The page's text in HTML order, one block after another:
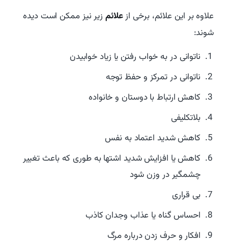
علاوه بر این علائم، برخی ازعلائم زیر نیز ممکن است دیده
شوند:
ناتوانی در به خواب رفتن یا زیاد خوابیدن
ناتوانی در تمرکز و حفظ توجه
کاهش ارتباط با دوستان و خانواده
بلاتکلیفی
کاهش شدید اعتماد به نفس
کاهش یا افزایش شدید اشتها به طوری که باعث تغییر
چشمگیر در وزن شود
بی قراری
احساس گناه یا عذاب وجدان کاذب
افکار و حرف زدن درباره مرگ